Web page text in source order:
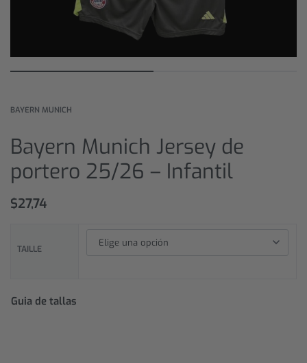
BAYERN MUNICH
Bayern Munich Jersey de
portero 25/26 – Infantil
$27,74
TAILLE
Guia de tallas